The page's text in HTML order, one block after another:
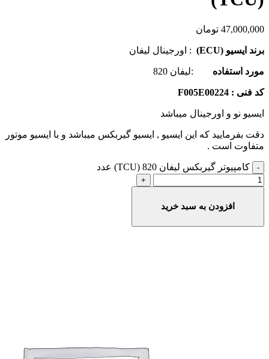
47,000,000 تومان
برند ایسیو (ECU) : اورجینال لیفان
مورد استفاده :لیفان 820
کد فنی : F005E00224
ایسیو نو و اورجینال میباشد
دقت بفرمایید که این ایسیو , ایسیو گیربکس میباشد و با ایسیو موتور
متفاوت است .
کامپیوتر گیربکس لیفان 820 (TCU) عدد
افزودن به سبد خرید